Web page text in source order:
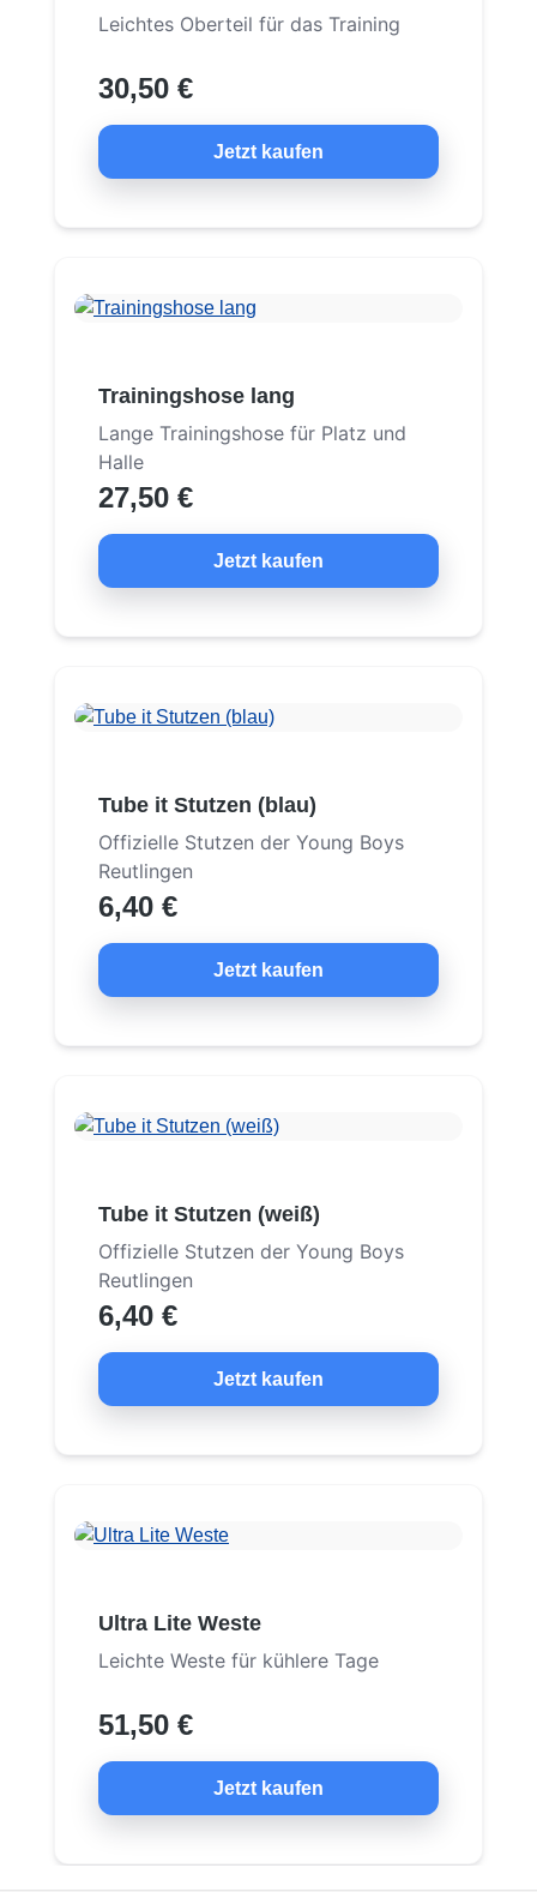
Leichtes Oberteil für das Training
30,50 €
Jetzt kaufen
Trainingshose lang
Lange Trainingshose für Platz und
Halle
27,50 €
Jetzt kaufen
Tube it Stutzen (blau)
Offizielle Stutzen der Young Boys
Reutlingen
6,40 €
Jetzt kaufen
Tube it Stutzen (weiß)
Offizielle Stutzen der Young Boys
Reutlingen
6,40 €
Jetzt kaufen
Ultra Lite Weste
Leichte Weste für kühlere Tage
51,50 €
Jetzt kaufen